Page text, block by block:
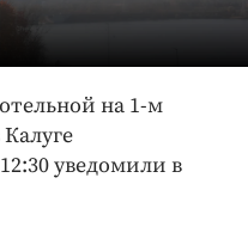
на 1-м
уведомили в